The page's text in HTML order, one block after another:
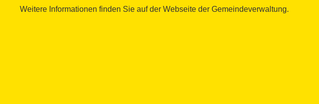
Weitere Informationen finden Sie auf der Webseite der Gemeindeverwaltung.